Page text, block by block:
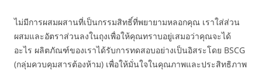
ไม่มีการผสมผสานที่เป็นกรรมสิทธิ์ที่พยายามหลอกคุณ เราใส่ส่วน
ผสมและอัตราส่วนลงในถุงเพื่อให้คุณทราบอยู่เสมอว่าคุณจะได้
อะไร ผลิตภัณฑ์ของเราได้รับการทดสอบอย่างเป็นอิสระโดย BSCG
(กลุ่มควบคุมสารต้องห้าม) เพื่อให้มั่นใจในคุณภาพและประสิทธิภาพ